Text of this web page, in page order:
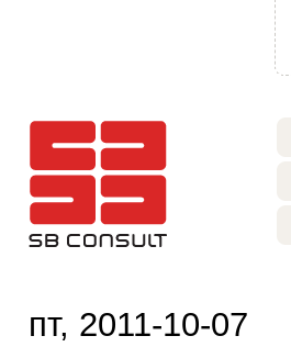
пт, 2011-10-07